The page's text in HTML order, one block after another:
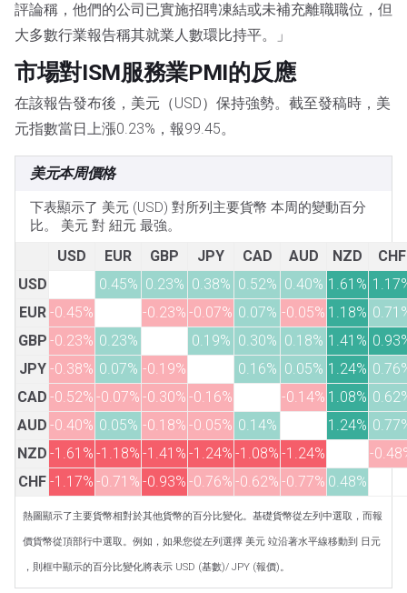
評論稱，他們的公司已實施招聘凍結或未補充離職職位，但
大多數行業報告稱其就業人數環比持平。」
市場對ISM服務業PMI的反應
在該報告發布後，美元（USD）保持強勢。截至發稿時，美
元指數當日上漲0.23%，報99.45。
美元本周價格
下表顯示了 美元 (USD) 對所列主要貨幣 本周的變動百分
比。 美元 對 紐元 最強。
USD EUR GBP JPY CAD AUD NZD
CHF
USD
0.45% 0.23% 0.38% 0.52% 0.40% 1.61%
EUR -0.45% -0.23% -0.07% 0.07% -0.05% 1.18%
GBP -0.23% 0.23% 0.19% 0.30% 0.18% 1.41%
JPY -0.38% 0.07% -0.19% 0.16% 0.05% 1.24%
CAD -0.52% -0.07% -0.30% -0.16% -0.14% 1.08%
AUD -0.40% 0.05% -0.18% -0.05% 0.14% 1.24%
NZD -1.61% -1.18% -1.41% -1.24% -1.08% -1.24%
-
CHF -1.17% -0.71% -0.93% -0.76% -0.62% -0.77% 0.48%
熱圖顯示了主要貨幣相對於其他貨幣的百分比變化。基礎貨幣從左列中選取，而報
價貨幣從頂部行中選取。例如，如果您從左列選擇 美元 竝沿著水平線移動到 日元
，則框中顯示的百分比變化將表示 USD (基數)/ JPY (報價)。